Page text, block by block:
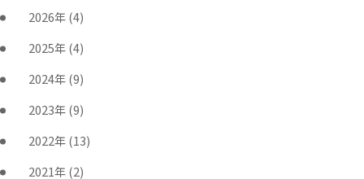
2026年(4)
2025年(4)
2024年(9)
2023年(9)
2022年(13)
2021年(2)